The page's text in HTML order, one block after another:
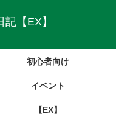
【EX】
初心者向け
イベント
【EX】